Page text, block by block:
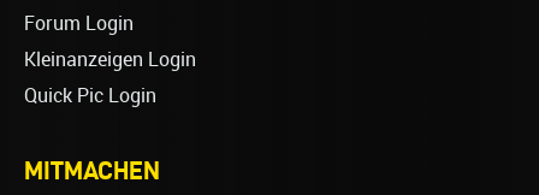
Forum Login
Kleinanzeigen Login
Quick Pic Login
MITMACHEN